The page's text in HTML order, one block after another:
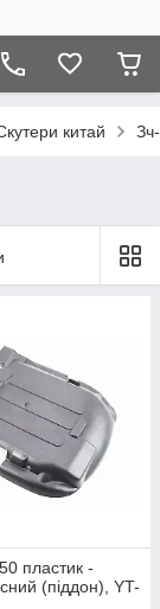
китай
пластик -
(піддон), YT-